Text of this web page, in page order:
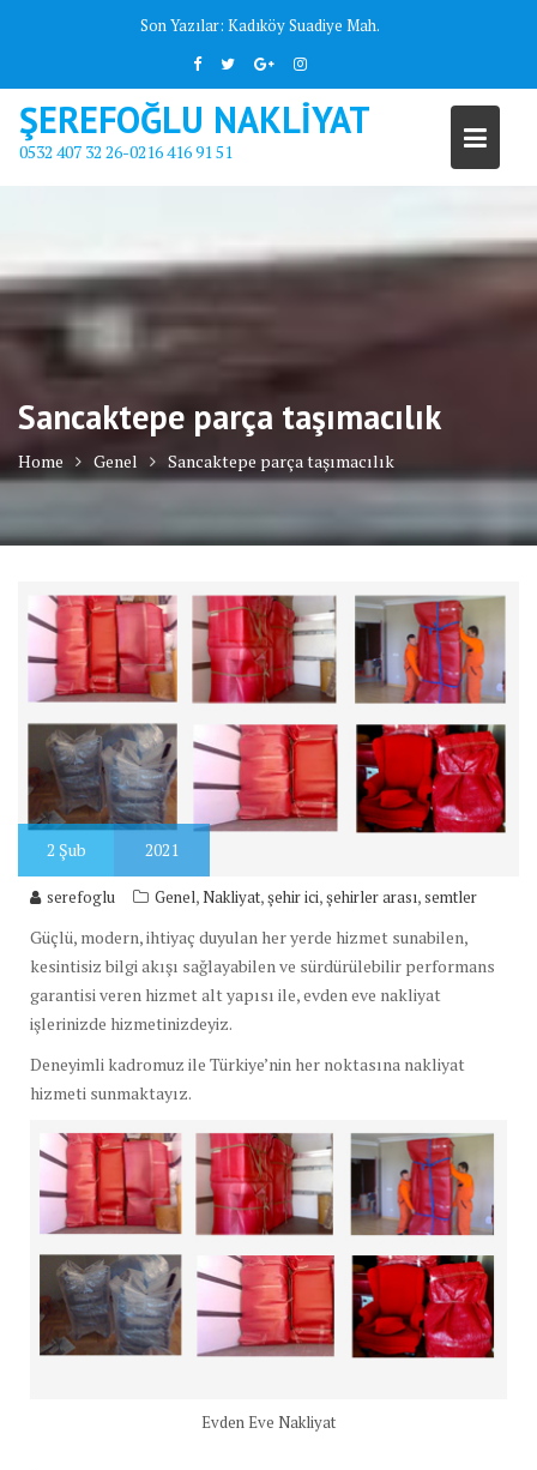
Son Yazılar: Kadıköy Suadiye Mah.
ŞEREFOĞLU NAKLİYAT
0532 407 32 26-0216 416 91 51
Sancaktepe parça taşımacılık
Home Genel Sancaktepe parça taşımacılık
2 Şub 2021
serefoglu Genel, Nakliyat,şehir ici,şehirler arası,semtler
Güçlü, modern, ihtiyaç duyulan her yerde hizmet sunabilen,
kesintisiz bilgi akışı sağlayabilen ve sürdürülebilir performans
garantisi veren hizmet alt yapısı ile, evden eve nakliyat
işlerinizde hizmetinizdeyiz.
Deneyimli kadromuz ile Türkiye’nin her noktasına nakliyat
hizmeti sunmaktayız.
Evden Eve Nakliyat